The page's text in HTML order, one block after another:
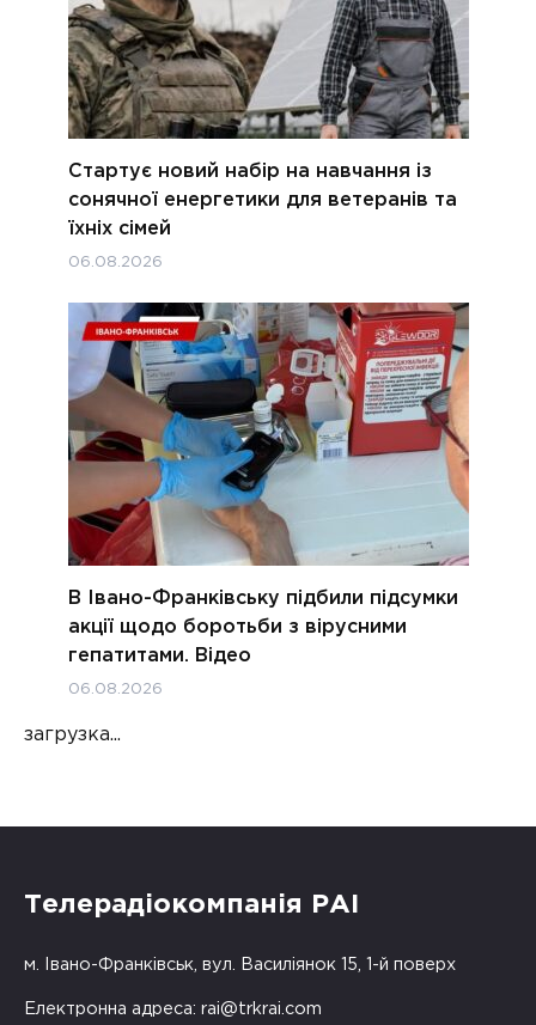
Стартує новий набір на навчання із
сонячної енергетики для ветеранів та
їхніх сімей
06.08.2026
В Івано-Франківську підбили підсумки
акції щодо боротьби з вірусними
гепатитами. Відео
06.08.2026
загрузка...
Телерадіокомпанія РАІ
м. Івано-Франківськ, вул. Василіянок 15, 1-й поверх
Електронна адреса: rai@trkrai.com